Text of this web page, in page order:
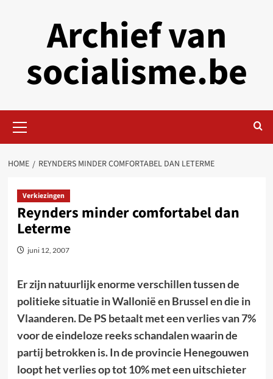
Archief van
socialisme.be
Menu
HOME REYNDERS MINDER COMFORTABEL DAN LETERME
Verkiezingen
Reynders minder comfortabel dan
Leterme
juni 12, 2007
Er zijn natuurlijk enorme verschillen tussen de
politieke situatie in Wallonië en Brussel en die in
Vlaanderen. De PS betaalt met een verlies van 7%
voor de eindeloze reeks schandalen waarin de
partij betrokken is. In de provincie Henegouwen
loopt het verlies op tot 10% met een uitschieter